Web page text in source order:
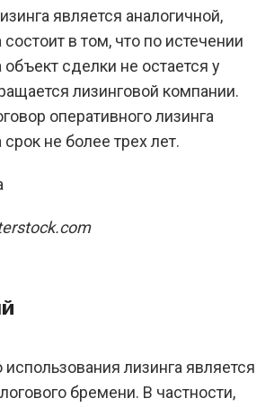
является аналогичной,
в том, что по истечении
объект сделки не остается у
лизинговой компании.
оперативного лизинга
не более трех лет.
лизинга является
бремени. В частности,